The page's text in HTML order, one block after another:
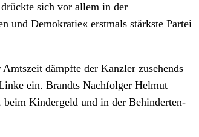
sich vor allem in der
und Demokratie« erstmals stärkste Partei
dämpfte der Kanzler zusehends
ein. Brandts Nachfolger Helmut
Kindergeld und in der Behinderten-